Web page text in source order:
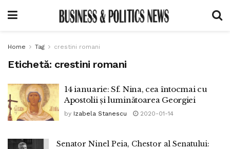
Home Tag crestini romani
Etichetă: crestini romani
14 ianuarie: Sf. Nina, cea întocmai cu
Apostolii și luminătoarea Georgiei
by Izabela Stanescu 2020-01-14
Senator Ninel Peia, Chestor al Senatului: